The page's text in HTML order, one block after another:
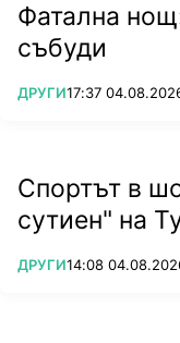
Фатална
събуди
ПОВЕЧЕ ОТ
ДРУГИ17:37
Спортът в
сутиен" на
ПОВЕЧЕ ОТ
ДРУГИ14:08